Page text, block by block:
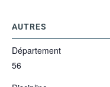
AUTRES
Département
56